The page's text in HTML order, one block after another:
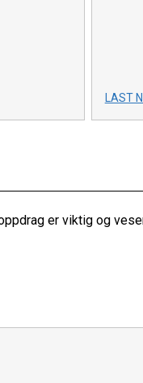
LAST
er viktig og